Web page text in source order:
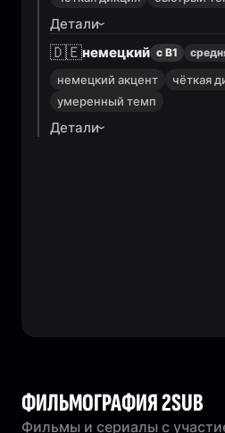
Детали
🇩🇪немецкий с B1
немецкий акцент
чёткая
умеренный темп
Детали
ФИЛЬМОГРАФИЯ 2SUB
Фильмы и сериалы с